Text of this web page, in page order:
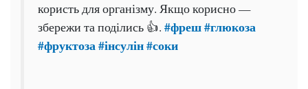
користь для організму. Якщо корисно —
збережи та поділись 👍. #фреш#глюкоза
#фруктоза#інсулін#соки